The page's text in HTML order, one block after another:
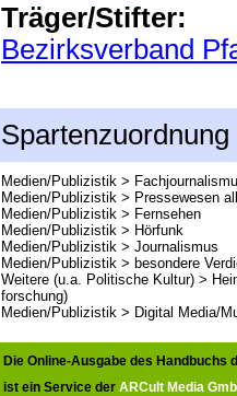
Träger/Stifter:
Bezirksverband
Spartenzuordnung
Medien/Publizistik >
Medien/Publizistik > Pressewesen
Medien/Publizistik > Fernsehen
Medien/Publizistik > Hörfunk
Medien/Publizistik > Journalismus
Medien/Publizistik > besondere
Weitere (u.a. Politische Kultur) >
forschung)
Medien/Publizistik > Digital Media/
Die Online-Ausgabe des Handbuchs
ist ein Service der ARCult Media